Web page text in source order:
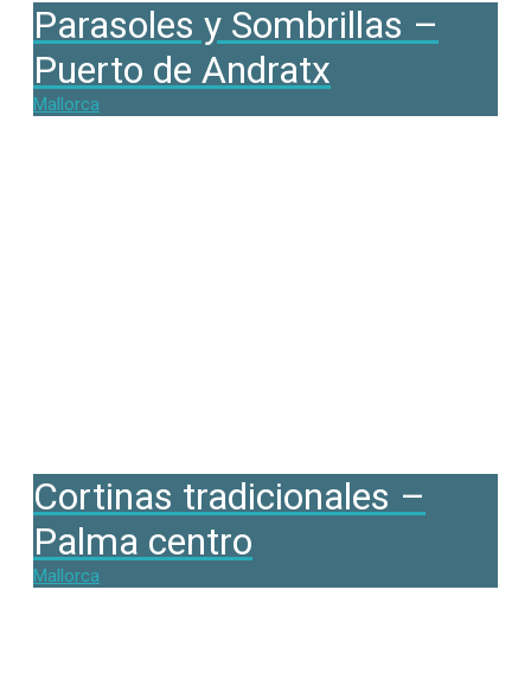
Parasoles y Sombrillas –
Puerto de Andratx
Mallorca
Cortinas tradicionales –
Palma centro
Mallorca